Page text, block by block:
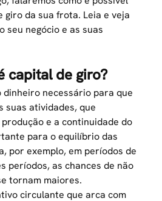
giro da sua frota. Leia e veja
seu negócio e as suas
capital de giro?
dinheiro necessário para que
suas atividades, que
e a continuidade do
para o equilíbrio das
por exemplo, em períodos de
períodos, as chances de não
tornam maiores.
circulante que arca com